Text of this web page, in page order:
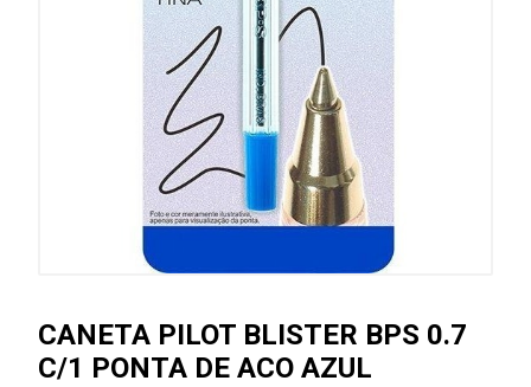
CANETA PILOT BLISTER BPS 0.7
C/1 PONTA DE ACO AZUL